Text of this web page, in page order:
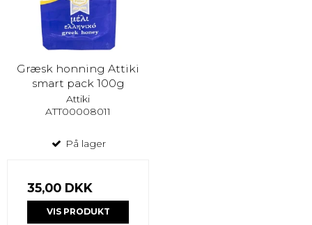
Græsk honning Attiki
smart pack 100g
Attiki
ATT00008011
På lager
35,00 DKK
VIS PRODUKT